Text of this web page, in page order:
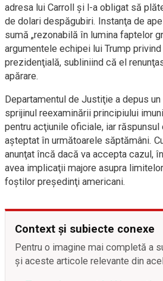
adresa lui Carroll şi l-a obligat să
de dolari despăgubiri. Instanţa de
sumă „rezonabilă în lumina faptelor
argumentele echipei lui Trump
prezidenţială, subliniind că el
apărare.
Departamentul de Justiţie a depus
sprijinul reexaminării principiului
pentru acţiunile oficiale, iar
aşteptat în următoarele săptămâni.
anunţat încă dacă va accepta cazul,
avea implicaţii majore asupra
foştilor preşedinţi americani.
Context și subiecte conexe
Pentru o imagine mai completă a
și aceste articole relevante din